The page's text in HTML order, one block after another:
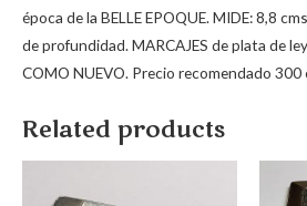
época de la BELLE EPOQUE. MIDE: 8,8
de profundidad. MARCAJES de plata de
COMO NUEVO. Precio recomendado 300
Related products